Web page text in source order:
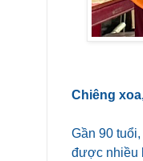
Chiêng
Gần 90
được nhiều